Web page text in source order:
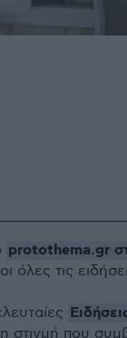
protothema.gr
όλες τις
στιγμή που